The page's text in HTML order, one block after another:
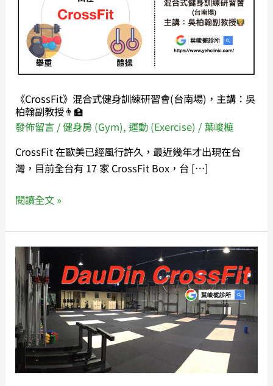
《CrossFit》混合式健身訓練研習會(台南場)，主講：吳
柏翰副教授👨‍🏫
發佈留言 /健身房 (Gym),運動 (Exercise) / 葉峻榳
CrossFit 在歐美已經風行許久，最近幾年才出現在台
灣，目前全台有 17 家 CrossFit Box，台 […]
練
習
會
南
場)，
講：
副
教
授
👨‍🏫
閱讀全文 »
🏠
座
落
在
台
南
永
康